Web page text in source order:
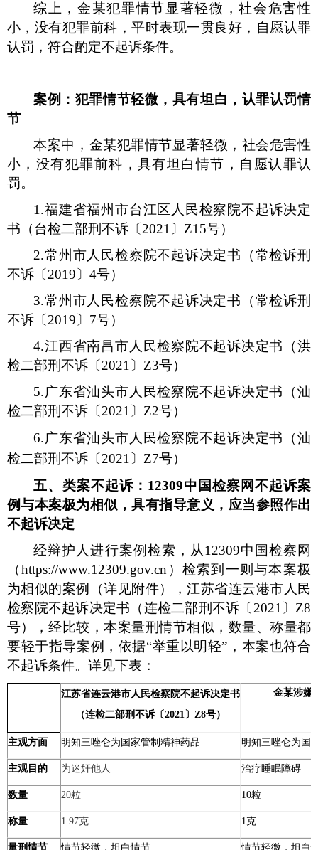
综上，金某犯罪情节显著轻微，社会危害性
小，没有犯罪前科，平时表现一贯良好，自愿认罪
认罚，符合酌定不起诉条件。
案例：犯罪情节轻微，具有坦白，认罪认罚情
节
本案中，金某犯罪情节显著轻微，社会危害性
小，没有犯罪前科，具有坦白情节，自愿认罪认
罚。
1.福建省福州市台江区人民检察院不起诉决定
书（台检二部刑不诉〔 2021 〕 Z15号）
2.常州市人民检察院不起诉决定书（常检诉刑
不诉〔 2019 〕 4号）
3.常州市人民检察院不起诉决定书（常检诉刑
不诉〔 2019 〕 7号）
4.江西省南昌市人民检察院不起诉决定书（洪
检二部刑不诉〔 2021 〕 Z3号）
5.广东省汕头市人民检察院不起诉决定书（汕
检二部刑不诉〔 2021 〕 Z2号）
6.广东省汕头市人民检察院不起诉决定书（汕
检二部刑不诉〔 2021 〕 Z7号）
五、类案不起诉： 12309中国检察网不起诉案
例与本案极为相似，具有指导意义，应当参照作出
不起诉决定
经辩护人进行案例检索，从12309中国检察网
（https://www.12309.gov.cn ）检索到一则与本案极
为相似的案例（详见附件），江苏省连云港市人民
检察院不起诉决定书（连检二部刑不诉〔 2021 〕 Z8
号），经比较，本案量刑情节相似，数量、称量都
要轻于指导案例，依据“举重以明轻”，本案也符合
不起诉条件。详见下表：
江苏省连云港市人民检察院不起诉决定书
（连检二部刑不诉〔2021〕 Z8号）
金某涉嫌
主观方面 明知三唑仑为国家管制精神药品 明知三唑仑为国
主观目的 为迷奸他人 治疗睡眠障碍
数量 20粒 10粒
称量 1.97克 1克
量刑情节 情节轻微，坦白情节 情节轻微，坦白